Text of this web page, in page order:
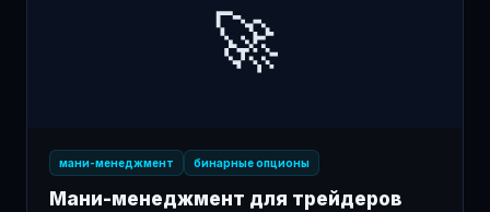
🚀
мани-менеджмент бинарные опционы
Мани-менеджмент для трейдеров